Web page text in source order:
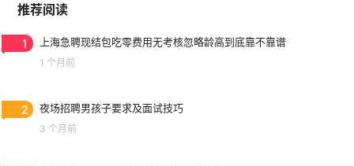
推荐阅读
1 上海急聘现结包吃零费用无考核忽略龄高到底靠不靠谱
1 个月前
2 夜场招聘男孩子要求及面试技巧
3 个月前